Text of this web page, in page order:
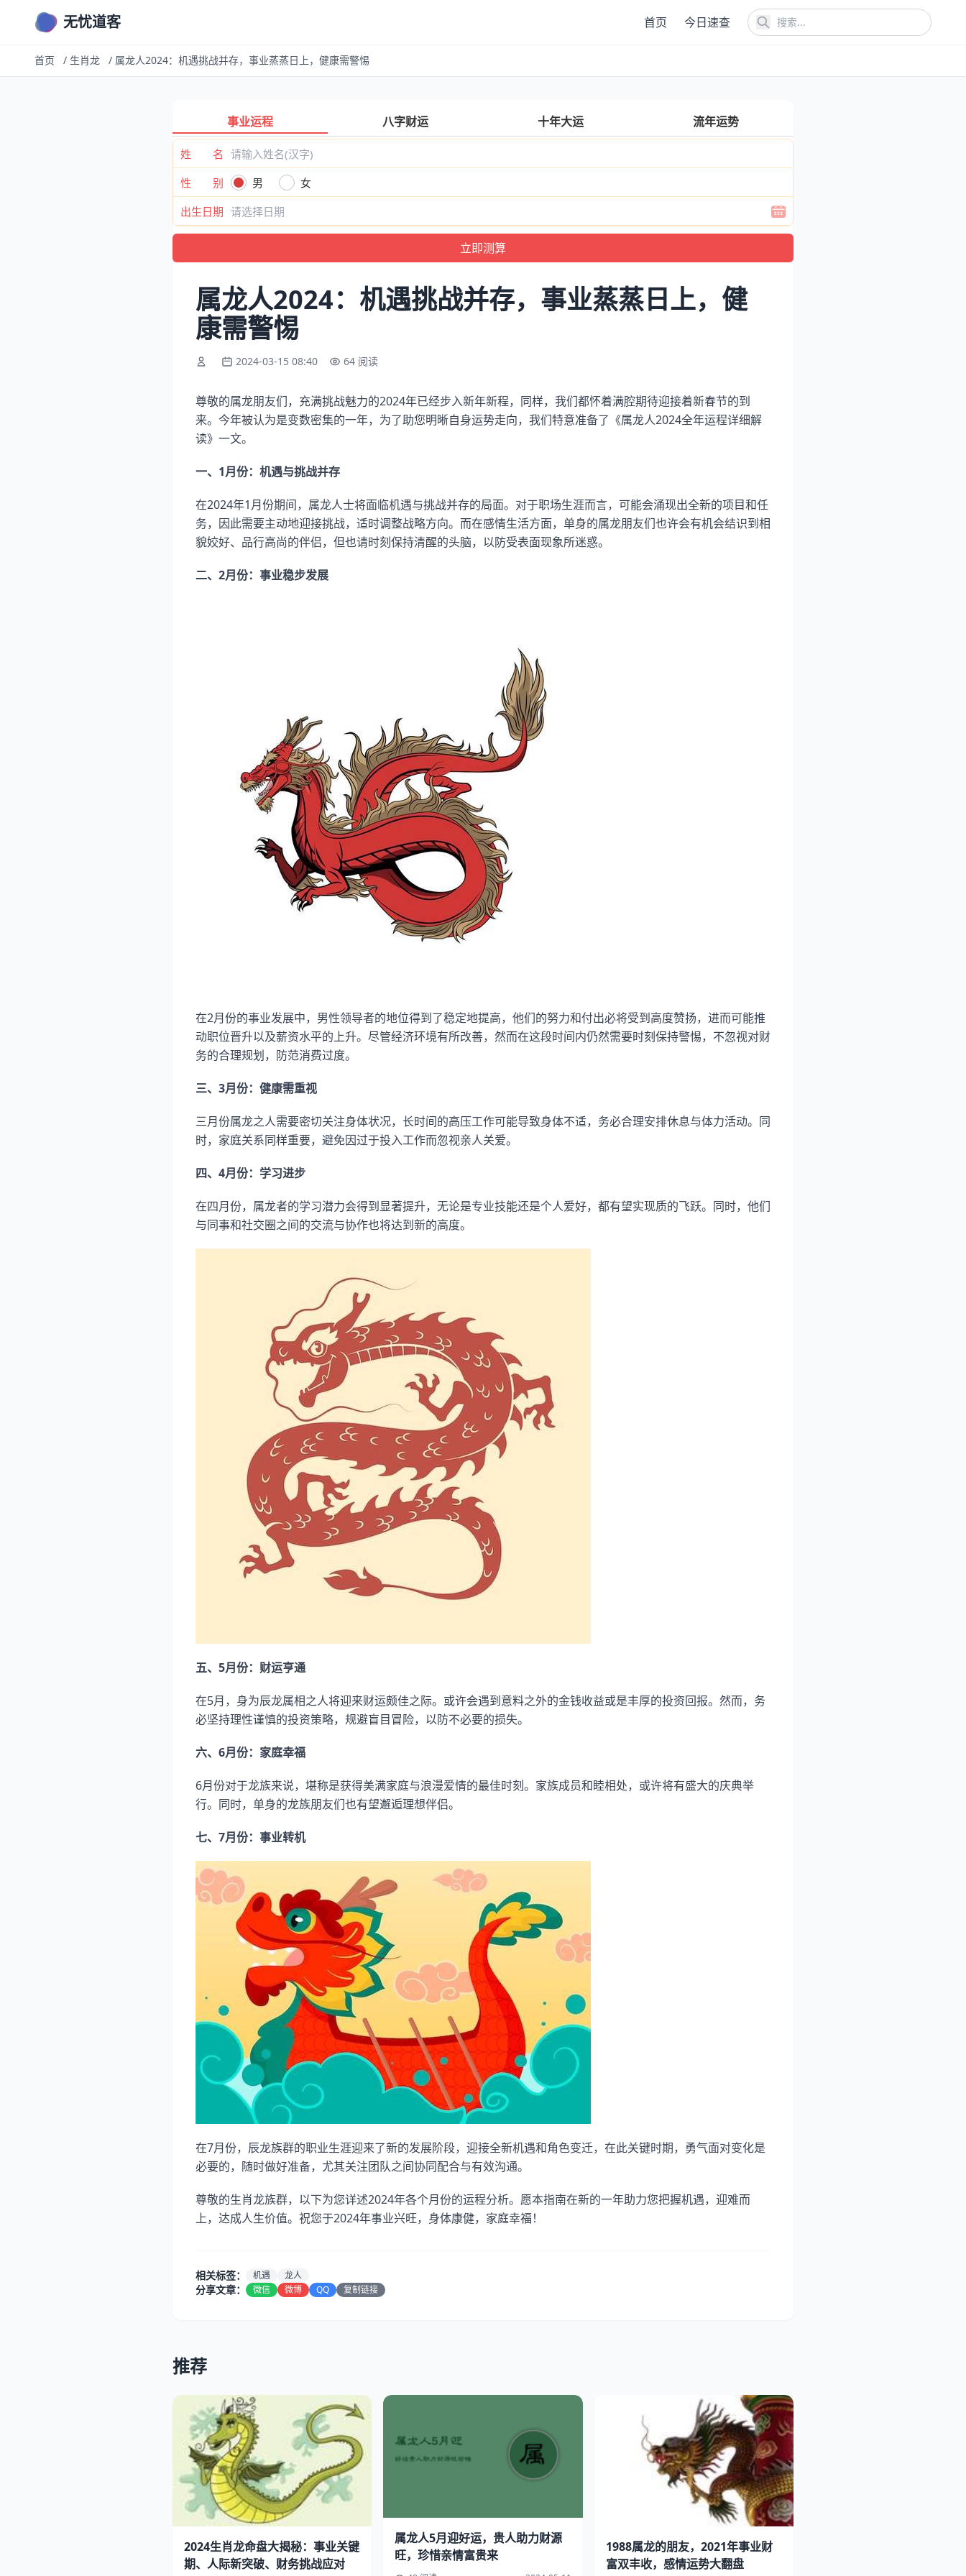
无忧道客 首页 今日速查
首页 / 生肖龙 / 属龙人2024：机遇挑战并存，事业蒸蒸日上，健康需警惕
事业运程 八字财运 十年大运 流年运势
姓 名
性 别
男
女
出生日期
属龙人2024：机遇挑战并存，事业蒸蒸日上，健
康需警惕
2024-03-15 08:40 64 阅读
尊敬的属龙朋友们，充满挑战魅力的2024年已经步入新年新程，同样，我们都怀着满腔期待迎接着新春节的到
来。今年被认为是变数密集的一年，为了助您明晰自身运势走向，我们特意准备了《属龙人2024全年运程详细解
读》一文。
一、1月份：机遇与挑战并存
在2024年1月份期间，属龙人士将面临机遇与挑战并存的局面。对于职场生涯而言，可能会涌现出全新的项目和任
务，因此需要主动地迎接挑战，适时调整战略方向。而在感情生活方面，单身的属龙朋友们也许会有机会结识到相
貌姣好、品行高尚的伴侣，但也请时刻保持清醒的头脑，以防受表面现象所迷惑。
二、2月份：事业稳步发展
在2月份的事业发展中，男性领导者的地位得到了稳定地提高，他们的努力和付出必将受到高度赞扬，进而可能推
动职位晋升以及薪资水平的上升。尽管经济环境有所改善，然而在这段时间内仍然需要时刻保持警惕，不忽视对财
务的合理规划，防范消费过度。
三、3月份：健康需重视
三月份属龙之人需要密切关注身体状况，长时间的高压工作可能导致身体不适，务必合理安排休息与体力活动。同
时，家庭关系同样重要，避免因过于投入工作而忽视亲人关爱。
四、4月份：学习进步
在四月份，属龙者的学习潜力会得到显著提升，无论是专业技能还是个人爱好，都有望实现质的飞跃。同时，他们
与同事和社交圈之间的交流与协作也将达到新的高度。
五、5月份：财运亨通
在5月，身为辰龙属相之人将迎来财运颇佳之际。或许会遇到意料之外的金钱收益或是丰厚的投资回报。然而，务
必坚持理性谨慎的投资策略，规避盲目冒险，以防不必要的损失。
六、6月份：家庭幸福
6月份对于龙族来说，堪称是获得美满家庭与浪漫爱情的最佳时刻。家族成员和睦相处，或许将有盛大的庆典举
行。同时，单身的龙族朋友们也有望邂逅理想伴侣。
七、7月份：事业转机
在7月份，辰龙族群的职业生涯迎来了新的发展阶段，迎接全新机遇和角色变迁，在此关键时期，勇气面对变化是
必要的，随时做好准备，尤其关注团队之间协同配合与有效沟通。
尊敬的生肖龙族群，以下为您详述2024年各个月份的运程分析。愿本指南在新的一年助力您把握机遇，迎难而
上，达成人生价值。祝您于2024年事业兴旺，身体康健，家庭幸福！
相关标签： 机遇 龙人
分享文章： 微信 微博 QQ 复制链接
推荐
2024生肖龙命盘大揭秘：事业关键
期、人际新突破、财务挑战应对
属龙人5月迎好运，贵人助力财源
旺，珍惜亲情富贵来
1988属龙的朋友，2021年事业财
富双丰收，感情运势大翻盘